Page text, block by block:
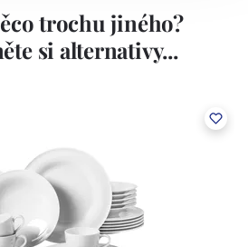
trochu jiného?
si alternativy...